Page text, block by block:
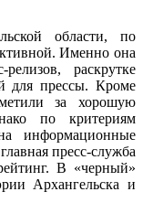
области, по
Именно она
релизов, раскрутке
для прессы. Кроме
за хорошую
по критериям
информационные
пресс-служба
В «черный»
Архангельска и